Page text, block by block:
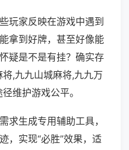
玩家反映在游戏中遇到
拿到好牌，甚至好像能
疑是不是有挂？确实存
,九九山城麻将,九九万
维护游戏公平。
求生成专用辅助工具，
，实现“必胜”效果，适